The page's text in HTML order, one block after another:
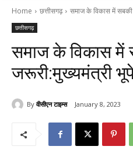
Home छत्तीसगढ़ समाज के विकास में सबकी
छत्तीसगढ़
समाज के विकास में
जरूरी:मुख्यमंत्री
By वीसीएन टाइम्स January 8, 2023